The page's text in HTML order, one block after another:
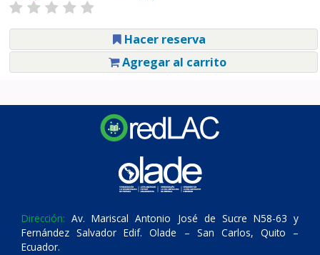
Hacer reserva
Agregar al carrito
Dirección: Av. Mariscal Antonio José de Sucre N58-63 y
Fernández Salvador Edif. Olade – San Carlos, Quito –
Ecuador.